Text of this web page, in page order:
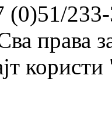
(0)51/
права